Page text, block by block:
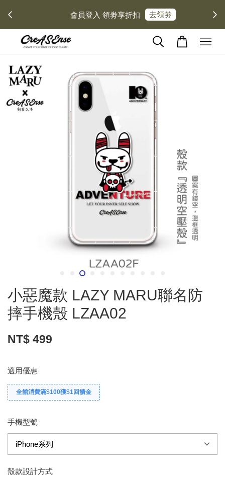
會員登入 領劵享折扣 去領劵
小惡魔款 LAZY MARU聯名防
摔手機殼 LZAA02
NT$ 499
適用優惠
全館消費滿$100獲$1回饋金
手機型號
殼款設計方式